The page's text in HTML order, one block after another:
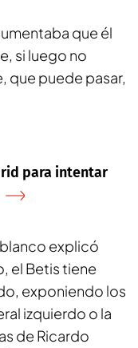
que él
si luego no
que puede pasar,
para intentar
explicó
el Betis tiene
exponiendo los
izquierdo o la
de Ricardo